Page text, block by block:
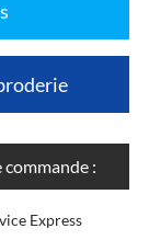
:
Express